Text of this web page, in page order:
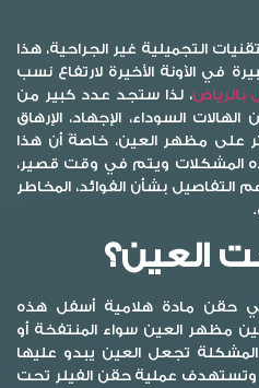
التجميلية غير الجراحية، هذا
في الآونة الأخيرة لارتفاع نسب
بالرياض، لذا ستجد عدد كبير من
السوداء، الإجهاد، الإرهاق
على مظهر العين، خاصةً أن هذا
المشكلات ويتم في وقت قصير،
بشأن الفوائد، المخاطر
العين؟
حقن مادة هلامية أسفل هذه
مظهر العين سواء المنتفخة أو
تجعل العين يبدو عليها
وتستهدف عملية حقن الفيلر تحت